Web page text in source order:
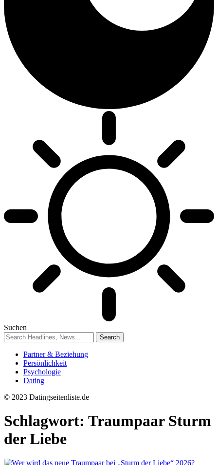
Suchen
Partner & Beziehung
Persönlichkeit
Psychologie
Dating
© 2023 Datingseitenliste.de
Schlagwort: Traumpaar Sturm
der Liebe